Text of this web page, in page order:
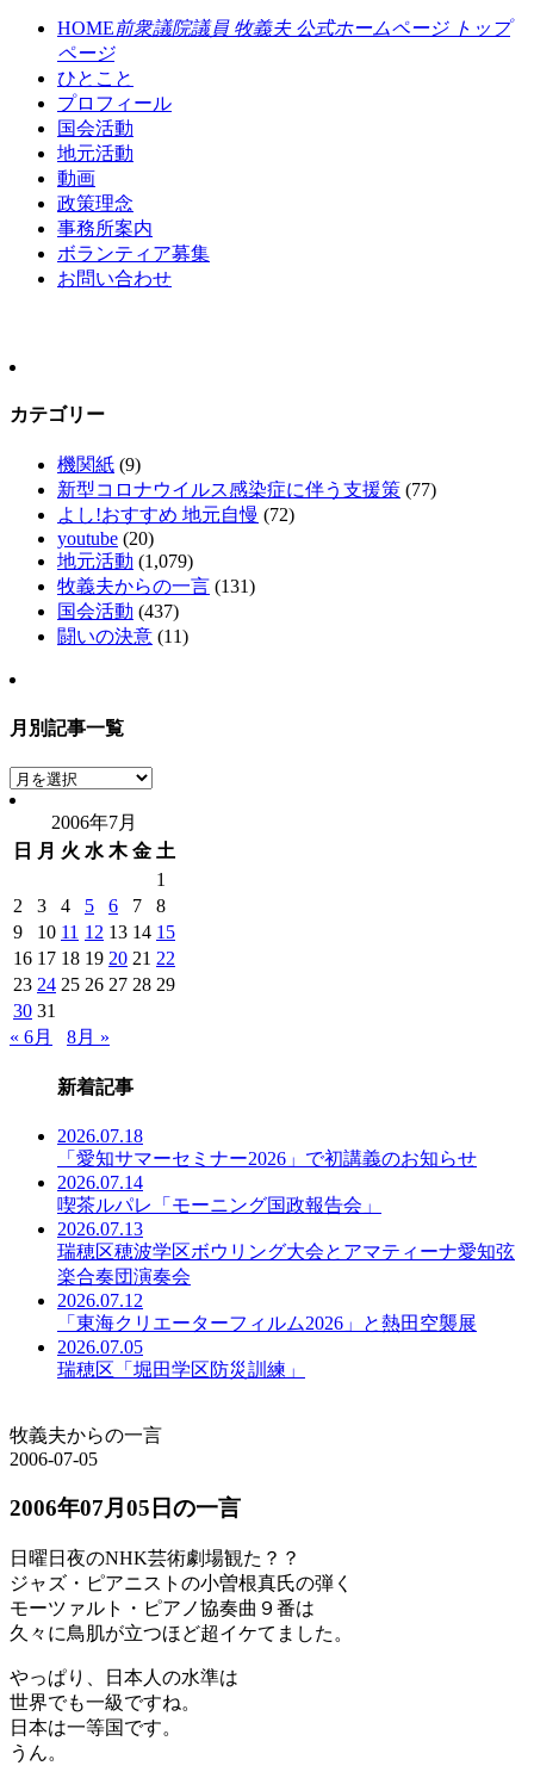
HOME前衆議院議員 牧義夫 公式ホームページ トップ
ページ
ひとこと
プロフィール
国会活動
地元活動
動画
政策理念
事務所案内
ボランティア募集
お問い合わせ
カテゴリー
機関紙 (9)
新型コロナウイルス感染症に伴う支援策 (77)
よし!おすすめ 地元自慢 (72)
youtube (20)
地元活動 (1,079)
牧義夫からの一言 (131)
国会活動 (437)
闘いの決意 (11)
月別記事一覧
月
別
事
覧
2006年7月
日
月 火 水 木 金 土
1
2
3 4 5 6 7
8
9
10 11 12 13 14 15
16 17 18 19 20 21 22
23 24 25 26 27 28 29
30 31
« 6月
8月 »
新着記事
2026.07.18
「愛知サマーセミナー2026」で初講義のお知らせ
2026.07.14
喫茶ルパレ「モーニング国政報告会」
2026.07.13
瑞穂区穂波学区ボウリング大会とアマティーナ愛知弦
楽合奏団演奏会
2026.07.12
「東海クリエーターフィルム2026」と熱田空襲展
2026.07.05
瑞穂区「堀田学区防災訓練」
牧義夫からの一言
2006-07-05
2006年07月05日の一言
日曜日夜のNHK芸術劇場観た？？
ジャズ・ピアニストの小曽根真氏の弾く
モーツァルト・ピアノ協奏曲９番は
久々に鳥肌が立つほど超イケてました。
やっぱり、日本人の水準は
世界でも一級ですね。
日本は一等国です。
うん。